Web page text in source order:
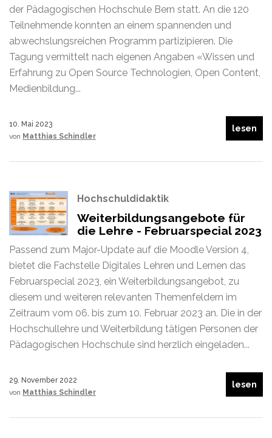
der Pädagogischen Hochschule Bern statt. An die 120
Teilnehmende konnten an einem spannenden und
abwechslungsreichen Programm partizipieren. Die
Tagung vermittelt nach eigenen Angaben «Wissen und
Erfahrung zu Open Source Technologien, Open Content,
Medienbildung...
10. Mai 2023
von Matthias Schindler
lesen
Hochschuldidaktik
Weiterbildungsangebote für
die Lehre - Februarspecial 2023
Passend zum Major-Update auf die Moodle Version 4,
bietet die Fachstelle Digitales Lehren und Lernen das
Februarspecial 2023, ein Weiterbildungsangebot, zu
diesem und weiteren relevanten Themenfeldern im
Zeitraum vom 06. bis zum 10. Februar 2023 an. Die in der
Hochschullehre und Weiterbildung tätigen Personen der
Pädagogischen Hochschule sind herzlich eingeladen...
29. November 2022
von Matthias Schindler
lesen